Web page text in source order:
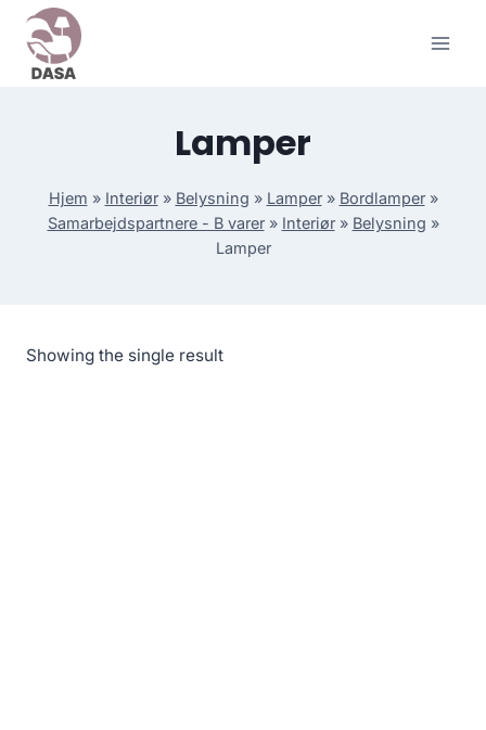
Skip
content
Lamper
Hjem » Interiør» Belysning » Lamper» Bordlamper»
Samarbejdspartnere - B varer» Interiør» Belysning »
Lamper
Showing the single result